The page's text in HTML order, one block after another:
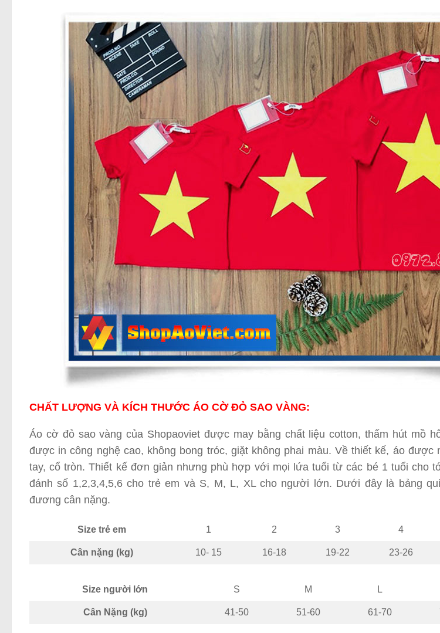
CHẤT LƯỢNG VÀ KÍCH THƯỚC ÁO CỜ ĐỎ SAO VÀNG:
Áo cờ đỏ sao vàng của Shopaoviet được may bằng chất liệu cotton, thấm hút mồ
được in công nghệ cao, không bong tróc, giặt không phai màu. Về thiết kế, áo được
tay, cổ tròn. Thiết kế đơn giản nhưng phù hợp với mọi lứa tuổi từ các bé 1 tuổi cho
đánh số 1,2,3,4,5,6 cho trẻ em và S, M, L, XL cho người lớn. Dưới đây là bảng
đương cân nặng.
Size trẻ em 1 2 3 4
Cân nặng (kg) 10- 15 16-18 19-22 23-26
Size người lớn S M L
Cân Nặng (kg) 41-50 51-60 61-70